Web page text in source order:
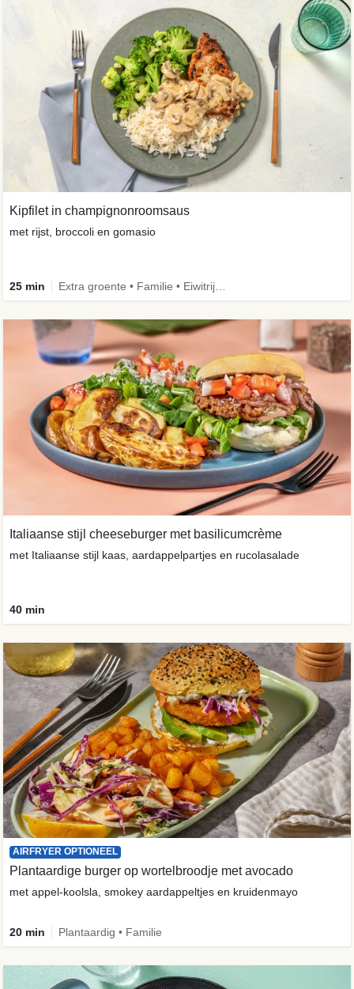
Kipfilet in champignonroomsaus
met rijst, broccoli en gomasio
25 min
Italiaanse stijl cheeseburger met basilicumcrème
met Italiaanse stijl kaas, aardappelpartjes en rucolasalade
40 min
AIRFRYER OPTIONEEL
Plantaardige burger op wortelbroodje met avocado
met appel-koolsla, smokey aardappeltjes en kruidenmayo
20 min Plantaardig • Familie